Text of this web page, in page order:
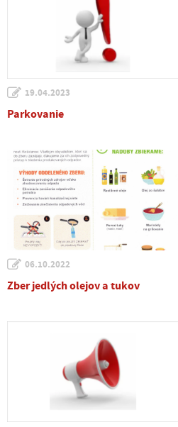
19.04.2023
Parkovanie
06.10.2022
Zber jedlých olejov a tukov